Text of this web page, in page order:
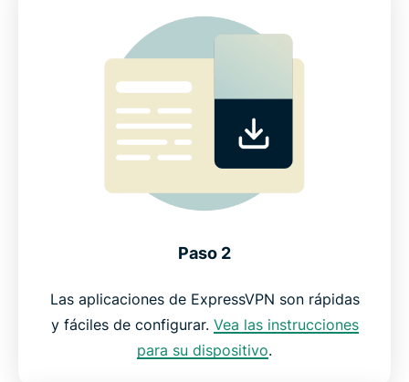
Paso 2
Las aplicaciones de ExpressVPN son rápidas
y fáciles de configurar. Vea las instrucciones
para su dispositivo.